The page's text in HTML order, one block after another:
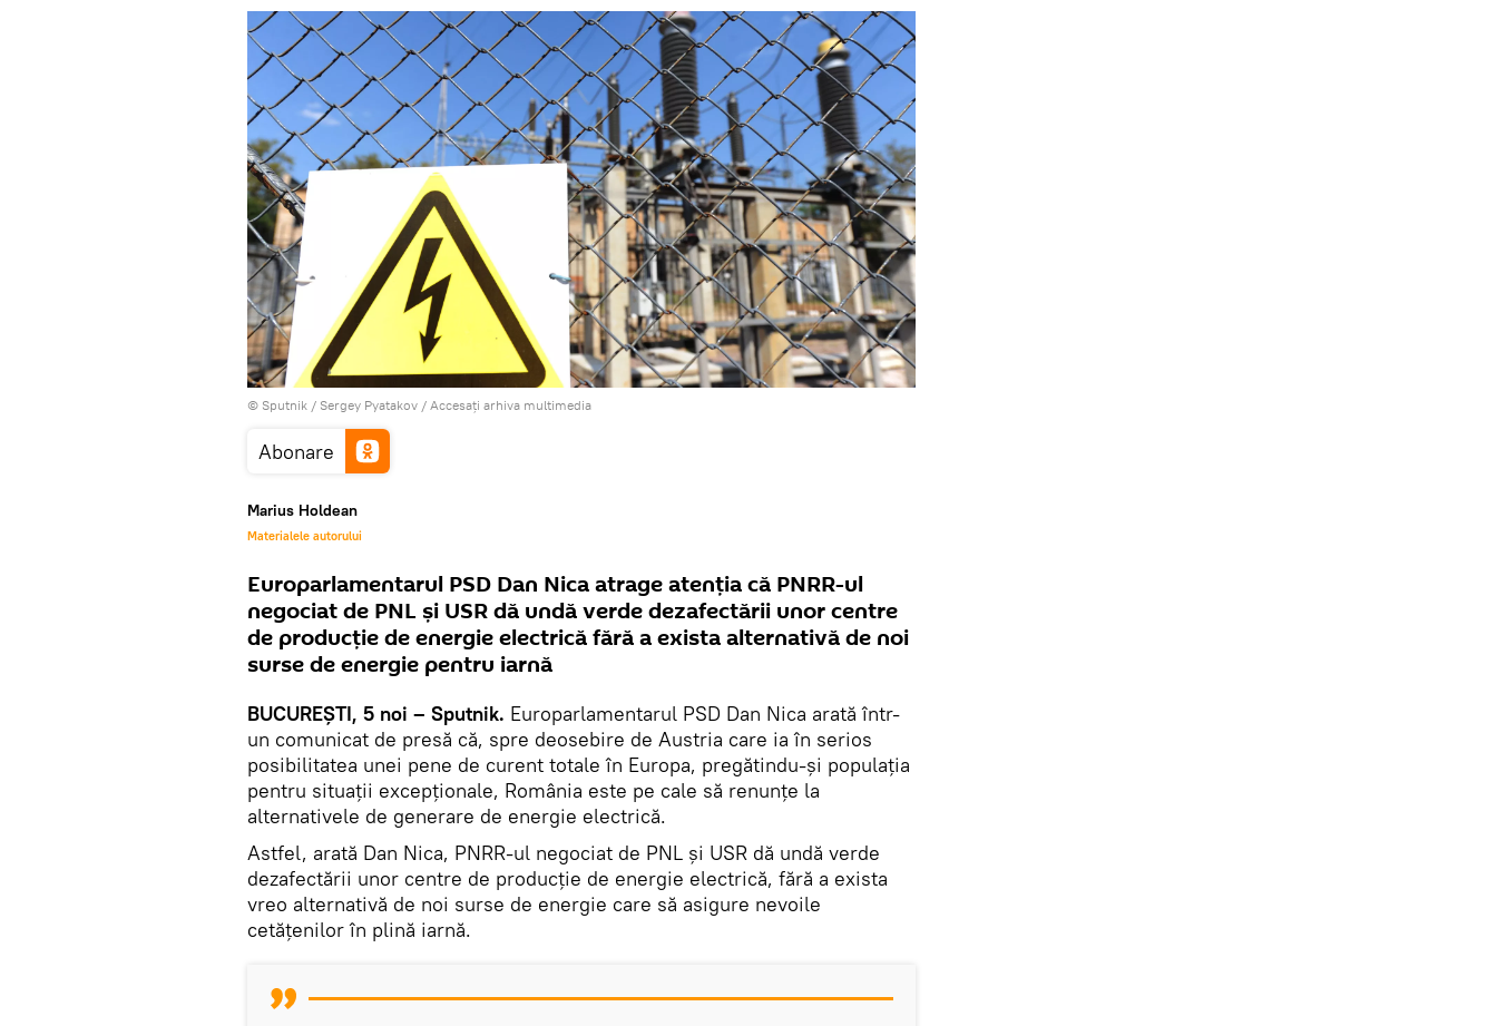
© Sputnik / Sergey Pyatakov / Accesați arhiva multimedia
Abonare
Marius Holdean
Materialele autorului
Europarlamentarul PSD Dan Nica atrage atenția că PNRR-ul
negociat de PNL și USR dă undă verde dezafectării unor centre
de producție de energie electrică fără a exista alternativă de noi
surse de energie pentru iarnă
BUCUREȘTI, 5 noi – Sputnik. Europarlamentarul PSD Dan Nica arată într-
un comunicat de presă că, spre deosebire de Austria care ia în serios
posibilitatea unei pene de curent totale în Europa, pregătindu-și populația
pentru situații excepționale, România este pe cale să renunțe la
alternativele de generare de energie electrică.
Astfel, arată Dan Nica, PNRR-ul negociat de PNL și USR dă undă verde
dezafectării unor centre de producție de energie electrică, fără a exista
vreo alternativă de noi surse de energie care să asigure nevoile
cetățenilor în plină iarnă.